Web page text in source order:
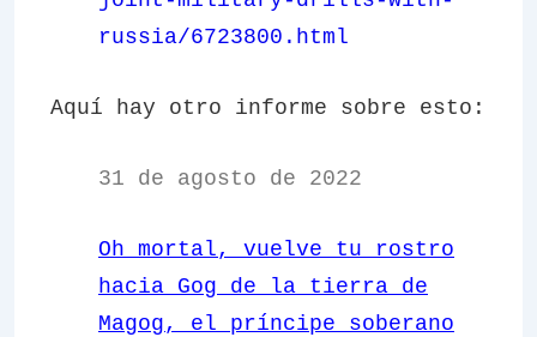
russia/6723800.html
Aquí hay otro informe sobre esto:
31 de agosto de 2022
Oh mortal, vuelve tu rostro
hacia Gog de la tierra de
Magog, el príncipe soberano